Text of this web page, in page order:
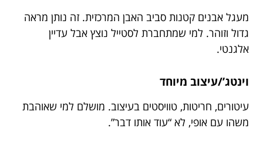
מעגל אבנים קטנות סביב האבן המרכזית. זה נותן מראה
גדול וזוהר. למי שמתחברת לסטייל נוצץ אבל עדיין
אלגנטי.
וינטג’/עיצוב מיוחד
עיטורים, חריטות, טוויסטים בעיצוב. מושלם למי שאוהבת
משהו עם אופי, לא “עוד אותו דבר”.